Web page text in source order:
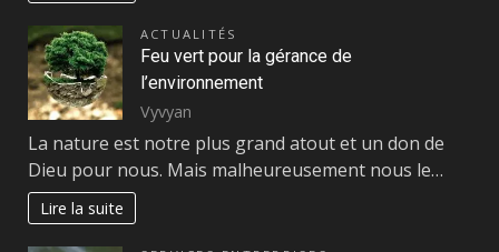
ACTUALITÉS
Feu vert pour la gérance de
l’environnement
Vyvyan
La nature est notre plus grand atout et un don de
Dieu pour nous. Mais malheureusement nous le…
Lire la suite